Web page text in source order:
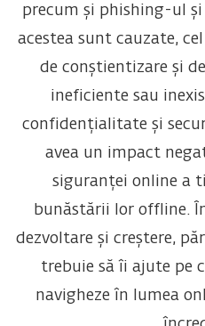
precum și phishing-ul
acestea sunt cauzate,
de conștientizare și
ineficiente sau
confidențialitate și
avea un impact
siguranței online a
bunăstării lor offline.
dezvoltare și creștere,
trebuie să îi ajute pe
navigheze în lumea